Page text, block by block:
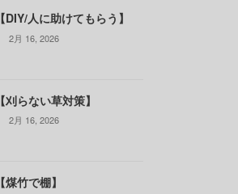
【DIY/人に助けてもらう】
2月 16, 2026
【刈らない草対策】
2月 16, 2026
【煤竹で棚】